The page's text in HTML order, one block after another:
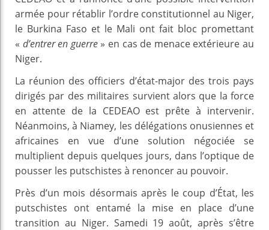
armée pour rétablir l’ordre constitutionnel au Niger,
le Burkina Faso et le Mali ont fait bloc promettant
« d’entrer en guerre» en cas de menace extérieure au
Niger.
La réunion des officiers d’état-major des trois pays
dirigés par des militaires survient alors que la force
en attente de la CEDEAO est prête à intervenir.
Néanmoins, à Niamey, les délégations onusiennes et
africaines en vue d’une solution négociée se
multiplient depuis quelques jours, dans l’optique de
pousser les putschistes à renoncer au pouvoir.
Près d’un mois désormais après le coup d’État, les
putschistes ont entamé la mise en place d’une
transition au Niger. Samedi 19 août, après s’être